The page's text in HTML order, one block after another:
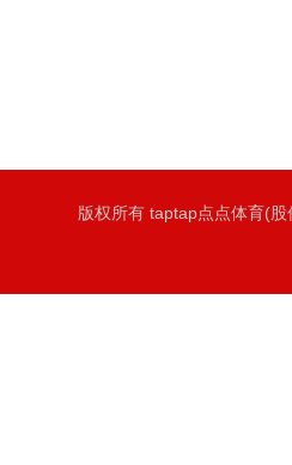
版权所有 taptap点点体育(